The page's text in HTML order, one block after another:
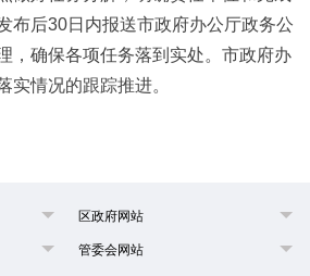
布后30日内报送市政府办公厅政务公
，确保各项任务落到实处。市政府办
实情况的跟踪推进。
区政府网站
管委会网站